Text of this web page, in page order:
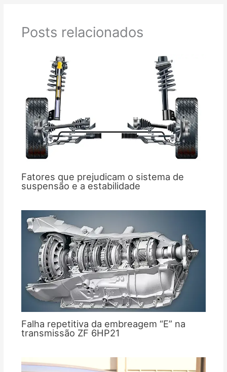
Posts relacionados
Fatores que prejudicam o sistema de
suspensão e a estabilidade
Falha repetitiva da embreagem “E” na
transmissão ZF 6HP21